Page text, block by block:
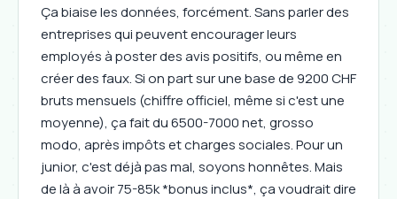
Ça biaise les données, forcément. Sans parler des
entreprises qui peuvent encourager leurs
employés à poster des avis positifs, ou même en
créer des faux. Si on part sur une base de 9200 CHF
bruts mensuels (chiffre officiel, même si c'est une
moyenne), ça fait du 6500-7000 net, grosso
modo, après impôts et charges sociales. Pour un
junior, c'est déjà pas mal, soyons honnêtes. Mais
de là à avoir 75-85k *bonus inclus*, ça voudrait dire